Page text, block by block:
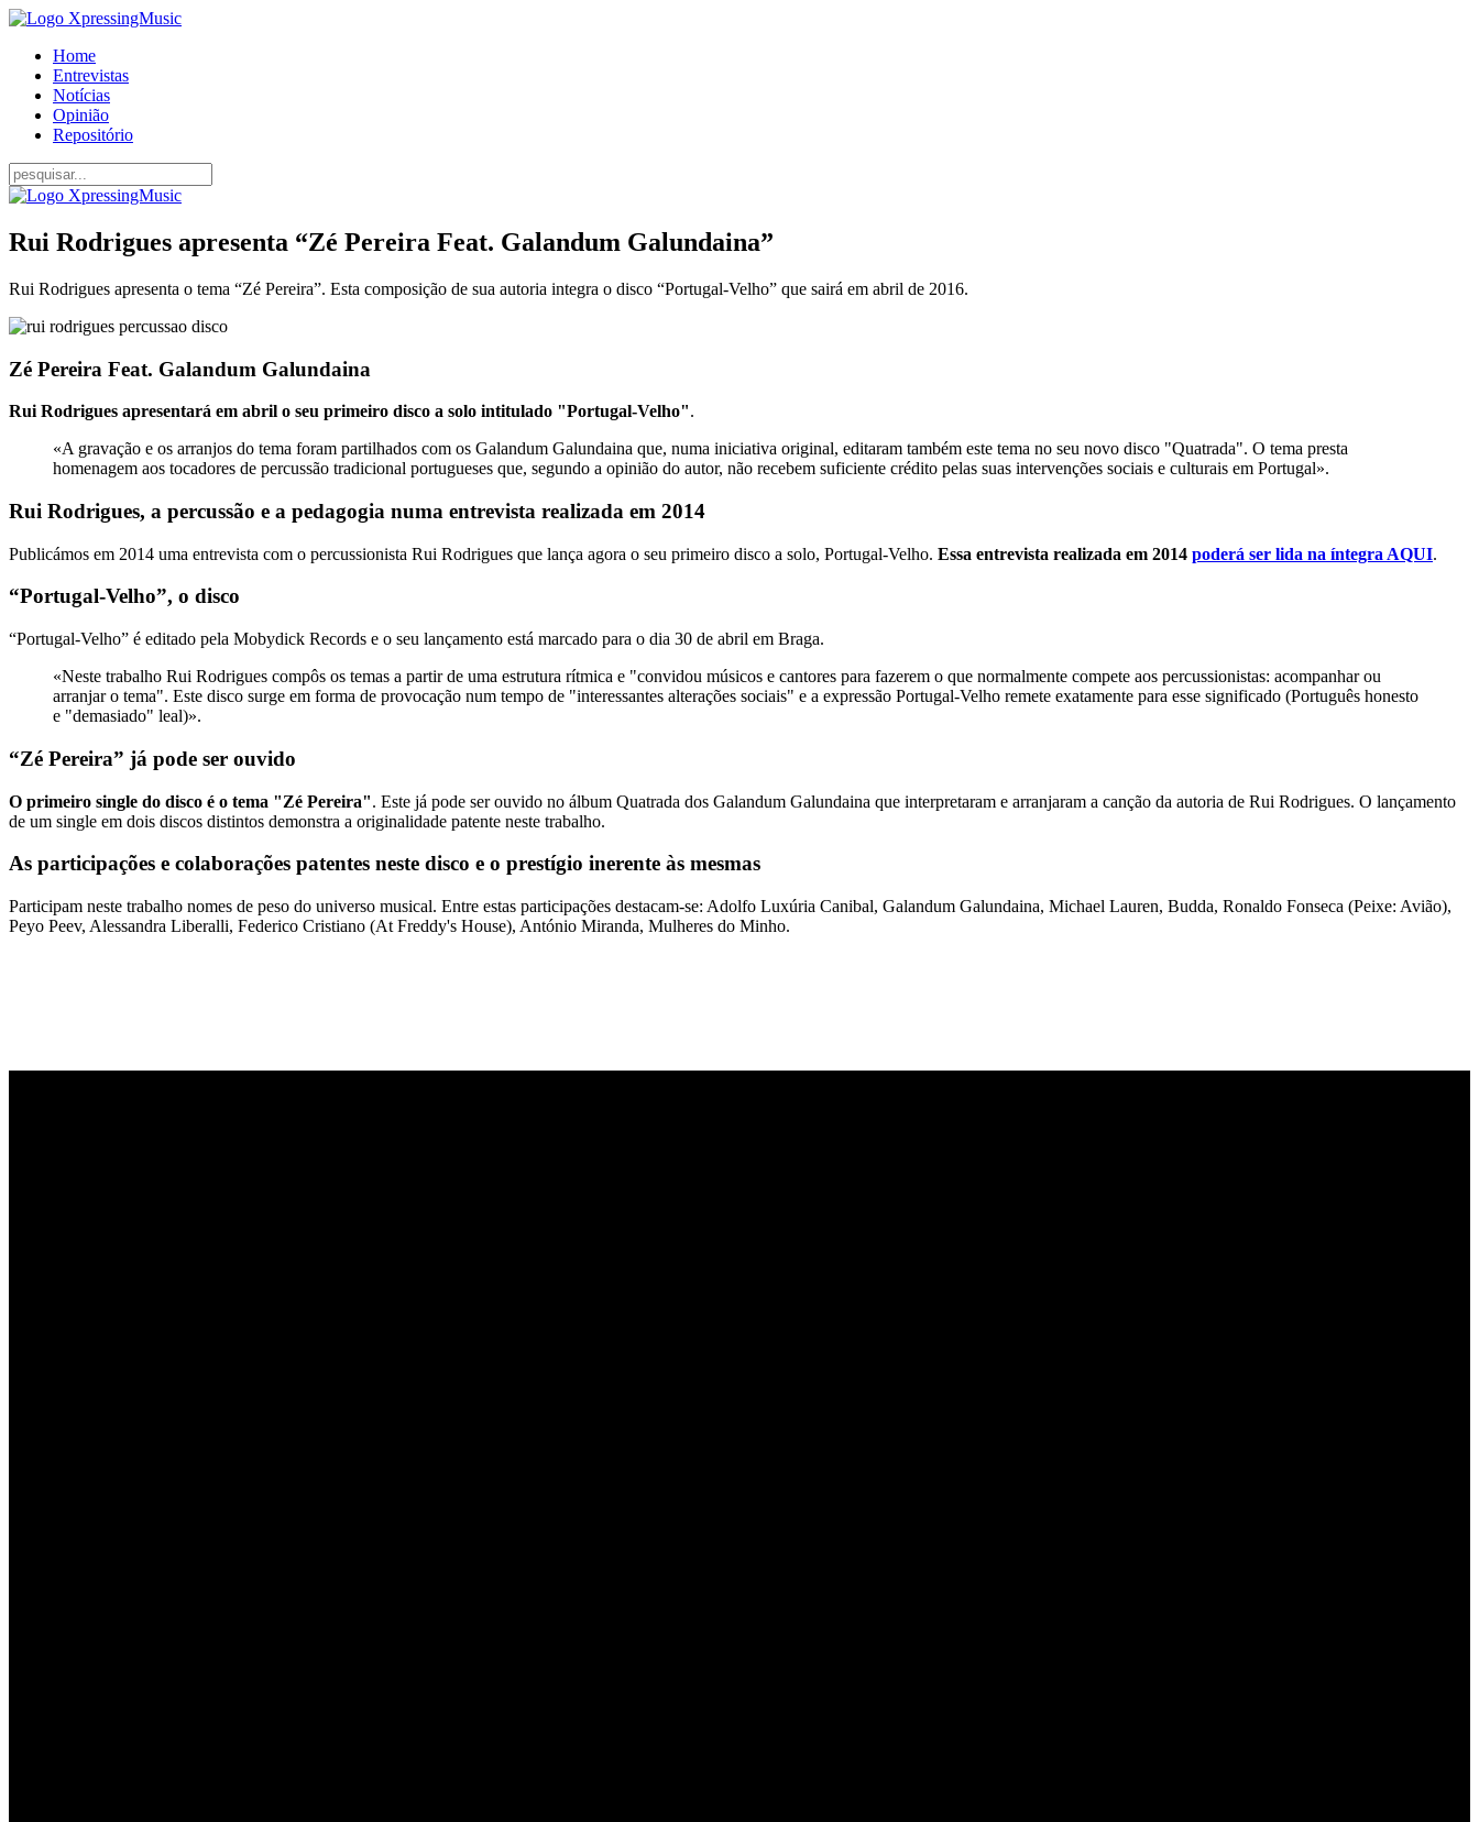
Home
Entrevistas
Notícias
Opinião
Repositório
Rui Rodrigues apresenta “Zé Pereira Feat. Galandum Galundaina”
Rui Rodrigues apresenta o tema “Zé Pereira”. Esta composição de sua autoria integra o disco “Portugal-Velho” que sairá em abril de 2016.
Zé Pereira Feat. Galandum Galundaina
Rui Rodrigues apresentará em abril o seu primeiro disco a solo intitulado "Portugal-Velho".
«A gravação e os arranjos do tema foram partilhados com os Galandum Galundaina que, numa iniciativa original, editaram também este tema no seu novo disco "Quatrada". O tema presta
homenagem aos tocadores de percussão tradicional portugueses que, segundo a opinião do autor, não recebem suficiente crédito pelas suas intervenções sociais e culturais em Portugal».
Rui Rodrigues, a percussão e a pedagogia numa entrevista realizada em 2014
Publicámos em 2014 uma entrevista com o percussionista Rui Rodrigues que lança agora o seu primeiro disco a solo, Portugal-Velho. Essa entrevista realizada em 2014 poderá ser lida na íntegra AQUI.
“Portugal-Velho”, o disco
“Portugal-Velho” é editado pela Mobydick Records e o seu lançamento está marcado para o dia 30 de abril em Braga.
«Neste trabalho Rui Rodrigues compôs os temas a partir de uma estrutura rítmica e "convidou músicos e cantores para fazerem o que normalmente compete aos percussionistas: acompanhar ou
arranjar o tema". Este disco surge em forma de provocação num tempo de "interessantes alterações sociais" e a expressão Portugal-Velho remete exatamente para esse significado (Português honesto
e "demasiado" leal)».
“Zé Pereira” já pode ser ouvido
O primeiro single do disco é o tema "Zé Pereira". Este já pode ser ouvido no álbum Quatrada dos Galandum Galundaina que interpretaram e arranjaram a canção da autoria de Rui Rodrigues. O lançamento
de um single em dois discos distintos demonstra a originalidade patente neste trabalho.
As participações e colaborações patentes neste disco e o prestígio inerente às mesmas
Participam neste trabalho nomes de peso do universo musical. Entre estas participações destacam-se: Adolfo Luxúria Canibal, Galandum Galundaina, Michael Lauren, Budda, Ronaldo Fonseca (Peixe: Avião),
Peyo Peev, Alessandra Liberalli, Federico Cristiano (At Freddy's House), António Miranda, Mulheres do Minho.